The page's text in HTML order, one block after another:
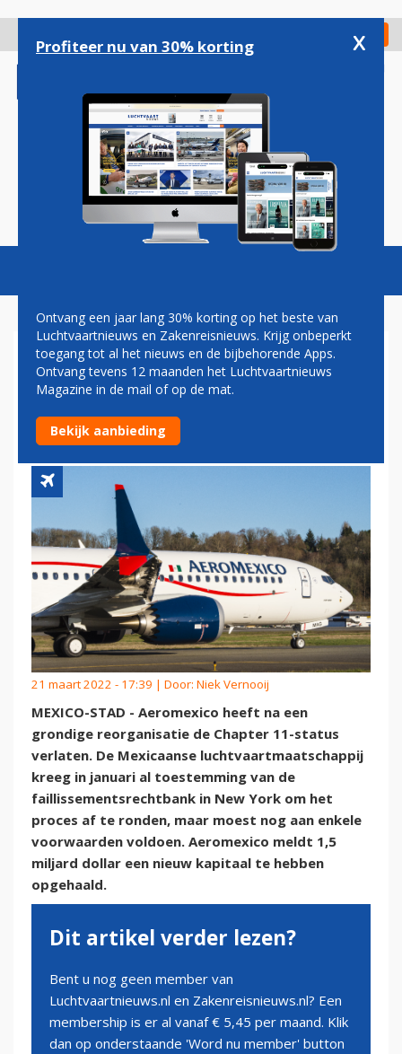
gaan
Check in
Magazine Podcasts Vacatures
AEROMEXICO VERLAAT
CHAPTER 11 EN WIL WEER
GROEIEN
21 maart 2022 - 17:39 | Door: Niek Vernooij
MEXICO-STAD - Aeromexico heeft na een
grondige reorganisatie de Chapter 11-status
verlaten. De Mexicaanse luchtvaartmaatschappij
kreeg in januari al toestemming van de
faillissementsrechtbank in New York om het
proces af te ronden, maar moest nog aan enkele
voorwaarden voldoen. Aeromexico meldt 1,5
miljard dollar een nieuw kapitaal te hebben
opgehaald.
Dit artikel verder lezen?
Bent u nog geen member van
Luchtvaartnieuws.nl en Zakenreisnieuws.nl? Een
membership is er al vanaf € 5,45 per maand. Klik
dan op onderstaande 'Word nu member' button
Profiteer nu van 30% korting x
Ontvang een jaar lang 30% korting op het beste van
Luchtvaartnieuws en Zakenreisnieuws. Krijg onbeperkt
toegang tot al het nieuws en de bijbehorende Apps.
Ontvang tevens 12 maanden het Luchtvaartnieuws
Magazine in de mail of op de mat.
Bekijk aanbieding